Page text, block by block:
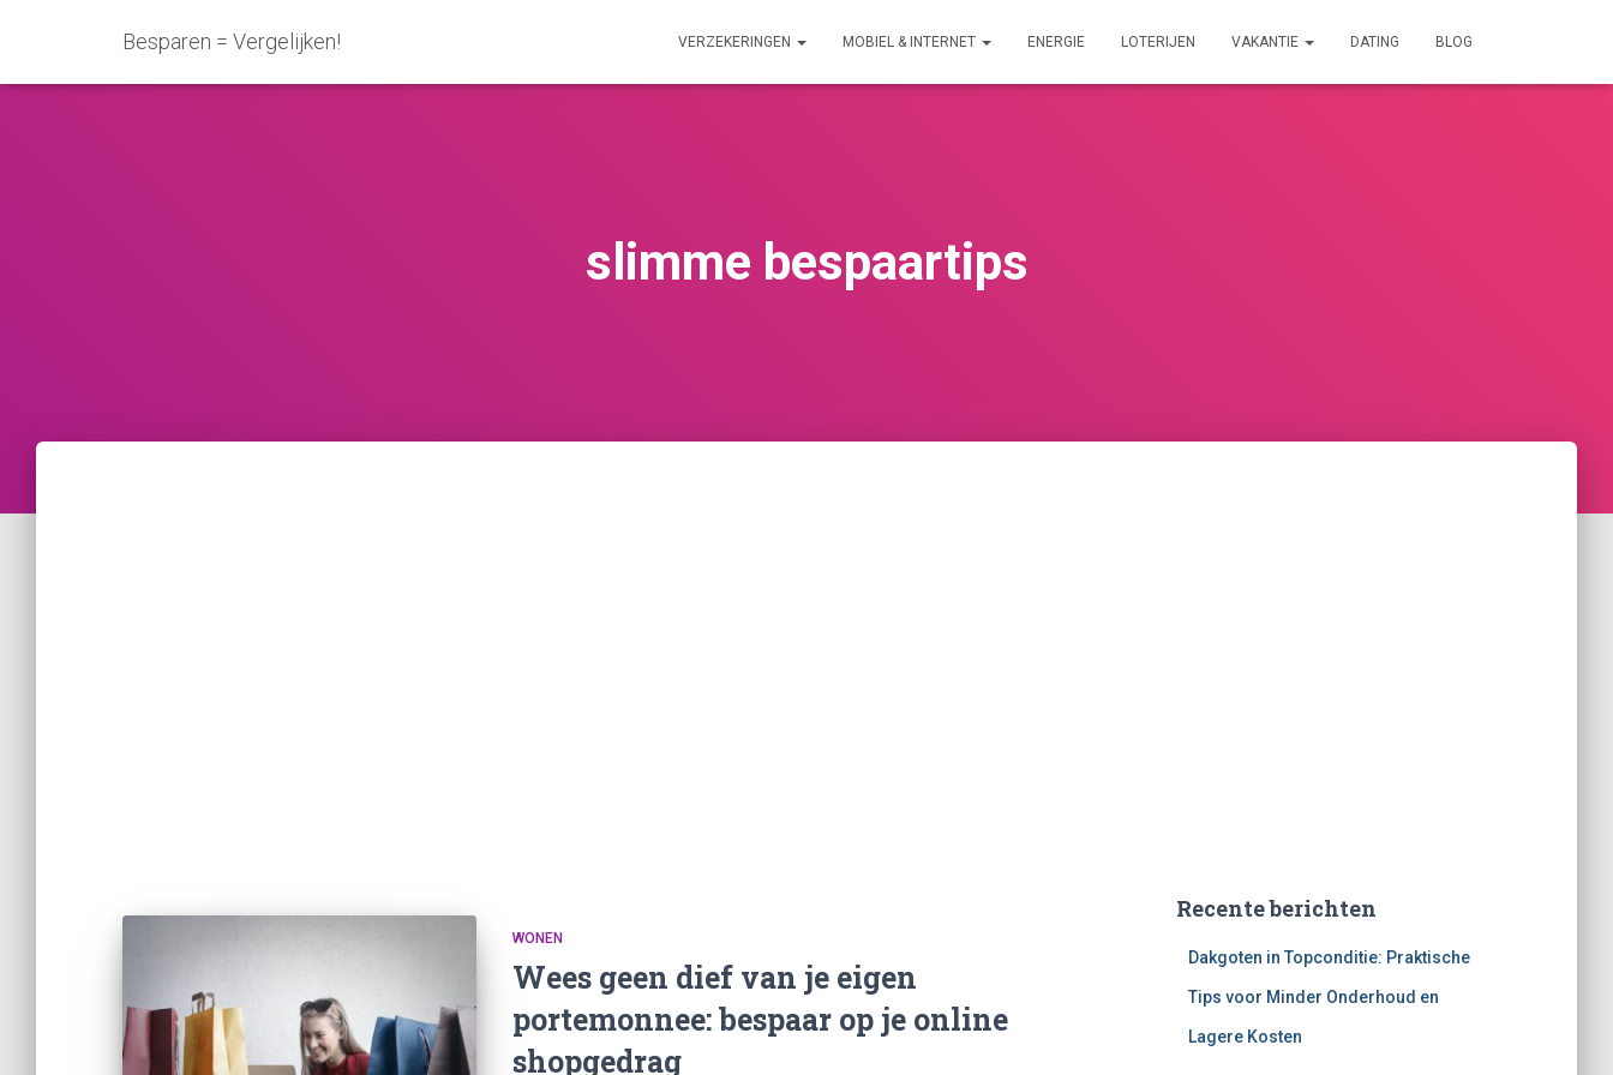
Besparen = Vergelijken! VERZEKERINGEN MOBIEL & INTERNET ENERGIE LOTERIJEN VAKANTIE DATING BLOG
slimme bespaartips
WONEN
Wees geen dief van je eigen
portemonnee: bespaar op je online
shopgedrag
Recente berichten
Dakgoten in Topconditie: Praktische
Tips voor Minder Onderhoud en
Lagere Kosten